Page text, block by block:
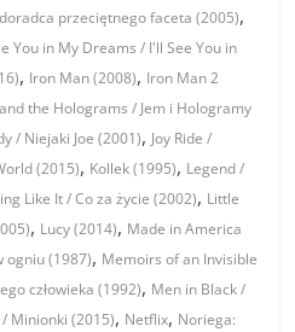
przeciętnego faceta (2005),
You in My Dreams / I'll See You in
, Iron Man (2008), Iron Man 2
the Holograms / Jem i Hologramy
/ Niejaki Joe (2001), Joy Ride /
(2015), Kollek (1995), Legend /
Like It / Co za życie (2002), Little
, Lucy (2014), Made in America
ogniu (1987), Memoirs of an Invisible
człowieka (1992), Men in Black /
Minionki (2015), Netflix, Noriega: